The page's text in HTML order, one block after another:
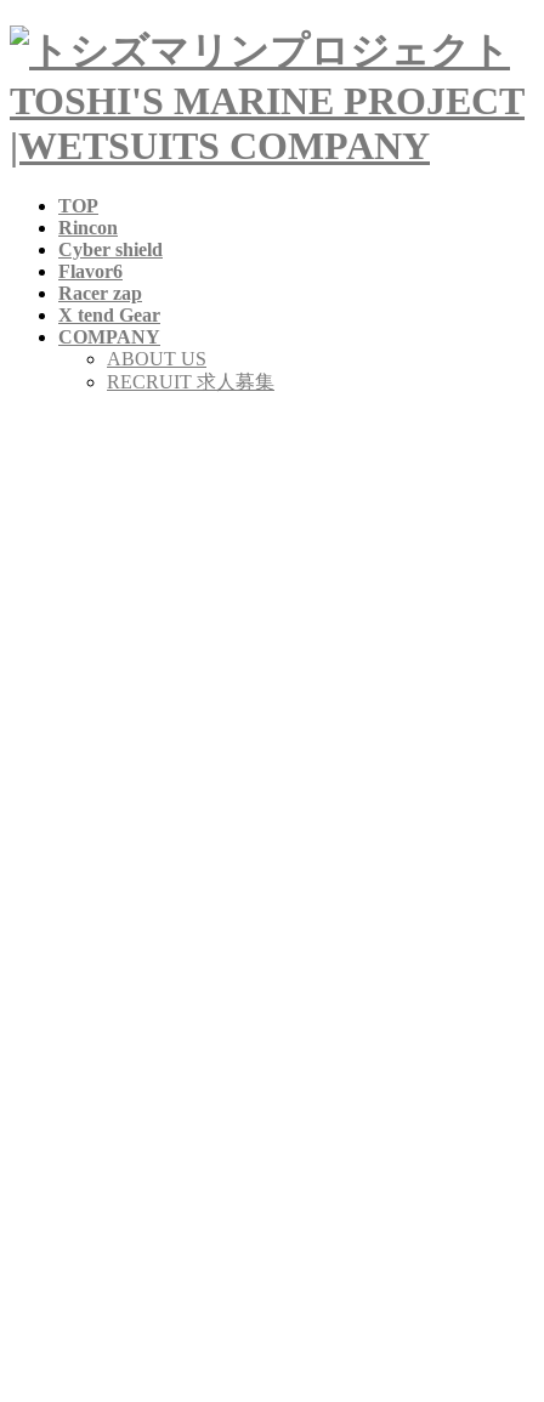
コ
テ
ン
ツ
へ
ナ
ゲ
ー
シ
ョ
TOP
Rincon
Cyber shield
Flavor6
Racer zap
X tend Gear
COMPANY
ABOUT US
RECRUIT 求人募集